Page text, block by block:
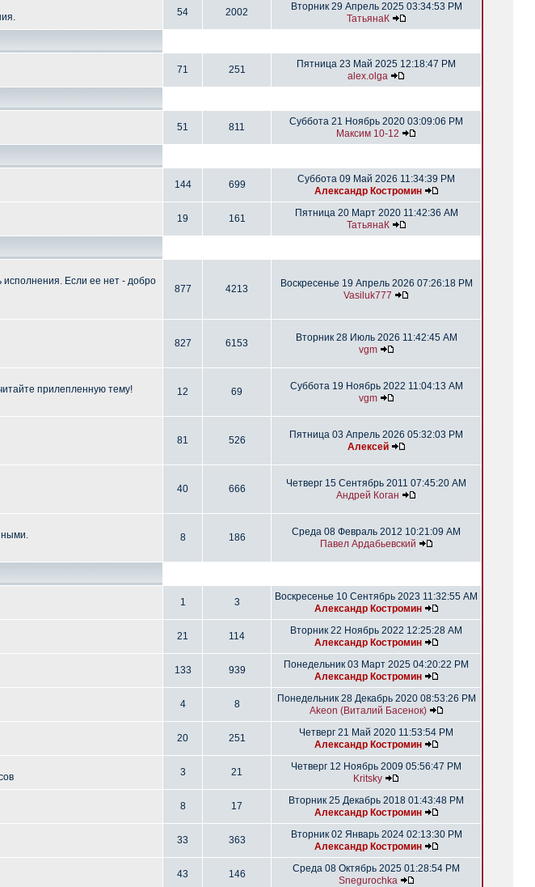
54 2002
Вторник 29 Апрель 2025 03:34:53 PM
ТатьянаК
71 251
Пятница 23 Май 2025 12:18:47 PM
alex.olga
51 811
Суббота 21 Ноябрь 2020 03:09:06 PM
Максим 10-12
144 699
Суббота 09 Май 2026 11:34:39 PM
Александр Костромин
19 161
Пятница 20 Март 2020 11:42:36 AM
ТатьянаК
Если ее нет - добро
877 4213
Воскресенье 19 Апрель 2026 07:26:18 PM
Vasiluk777
827 6153
Вторник 28 Июль 2026 11:42:45 AM
vgm
прилепленную тему!
12 69
Суббота 19 Ноябрь 2022 11:04:13 AM
vgm
81 526
Пятница 03 Апрель 2026 05:32:03 PM
Алексей
40 666
Четверг 15 Сентябрь 2011 07:45:20 AM
Андрей Коган
8 186
Среда 08 Февраль 2012 10:21:09 AM
Павел Ардабьевский
1 3
Воскресенье 10 Сентябрь 2023 11:32:55 AM
Александр Костромин
21 114
Вторник 22 Ноябрь 2022 12:25:28 AM
Александр Костромин
133 939
Понедельник 03 Март 2025 04:20:22 PM
Александр Костромин
4 8
Понедельник 28 Декабрь 2020 08:53:26 PM
Akeon (Виталий Басенок)
20 251
Четверг 21 Май 2020 11:53:54 PM
Александр Костромин
3 21
Четверг 12 Ноябрь 2009 05:56:47 PM
Kritsky
8 17
Вторник 25 Декабрь 2018 01:43:48 PM
Александр Костромин
33 363
Вторник 02 Январь 2024 02:13:30 PM
Александр Костромин
43 146
Среда 08 Октябрь 2025 01:28:54 PM
Snegurochka